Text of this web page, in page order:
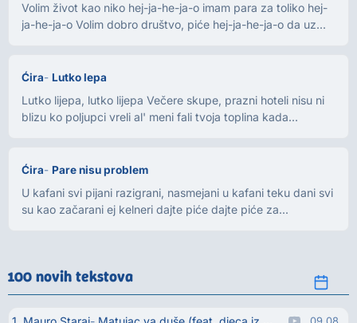
Volim život kao niko hej-ja-he-ja-o imam para za toliko hej-
ja-he-ja-o Volim dobro društvo, piće hej-ja-he-ja-o da uz...
Ćira Lutko lepa
Lutko lijepa, lutko lijepa Večere skupe, prazni hoteli nisu ni
blizu ko poljupci vreli al' meni fali tvoja toplina kada...
Ćira Pare nisu problem
U kafani svi pijani razigrani, nasmejani u kafani teku dani svi
su kao začarani ej kelneri dajte piće dajte piće za...
100 novih tekstova